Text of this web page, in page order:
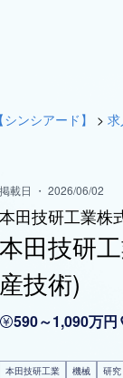
ンシアード】 >
掲載日 ・ 2026/06/02
本田技研工業株
本田技研
産技術)
590～1,090万円
本田技研工業 機械 研究